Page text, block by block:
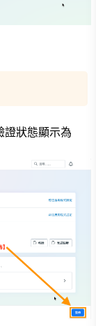
證狀態顯示為